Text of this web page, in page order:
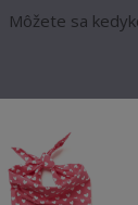
Môžete sa